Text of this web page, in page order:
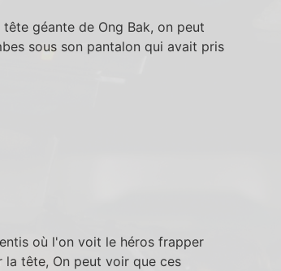
géante de Ong Bak, on peut
sous son pantalon qui avait pris
où l'on voit le héros frapper
la tête, On peut voir que ces